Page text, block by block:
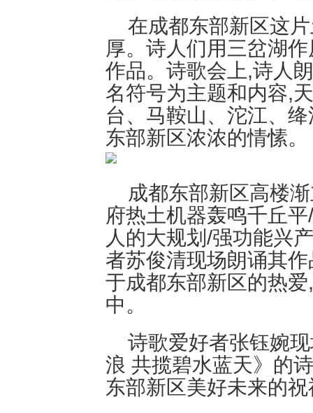
在成都东部新区这
厚。诗人们用三岔湖
作品。诗歌会上,诗人
名符号为主题和内容,
台、马鞍山、沱江、
东部新区浓浓的情愫。
成都东部新区高楼
府热土机器轰鸣千丘
人的大规划/强功能兴
者苏俊清现场朗诵其
于成都东部新区的热
中。
诗歌爱好者张钰婉
浪 共揽碧水蓝天》的
东部新区美好未来的